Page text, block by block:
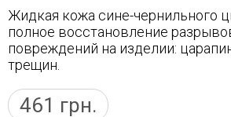
Жидкая кожа сине-чернильного
полное восстановление
повреждений на изделии:
трещин.
461 грн.